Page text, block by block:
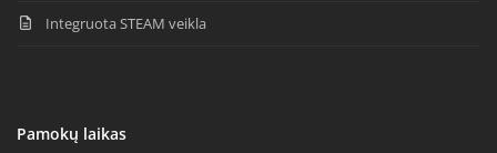
Integruota STEAM veikla
Pamokų laikas